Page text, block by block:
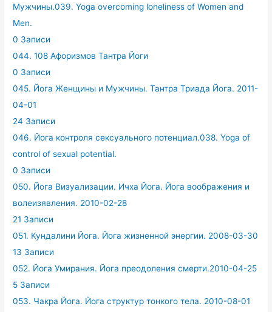
Мужчины.039. Yoga overcoming loneliness of Women and
Men.
0 Записи
044. 108 Афоризмов Тантра Йоги
0 Записи
045. Йога Женщины и Мужчины. Тантра Триада Йога. 2011-
04-01
24 Записи
046. Йога контроля сексуального потенциал.038. Yoga of
control of sexual potential.
0 Записи
050. Йога Визуализации. Ичха Йога. Йога воображения и
волеизявления. 2010-02-28
21 Записи
051. Кундалини Йога. Йога жизненной энергии. 2008-03-30
13 Записи
052. Йога Умирания. Йога преодоления смерти.2010-04-25
5 Записи
053. Чакра Йога. Йога структур тонкого тела. 2010-08-01